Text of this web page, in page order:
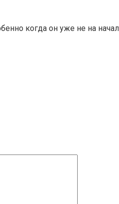
когда он уже не на